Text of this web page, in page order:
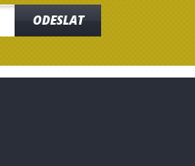
ODESLAT